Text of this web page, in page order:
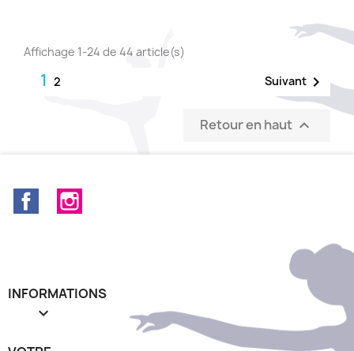
Affichage 1-24 de 44 article(s)
1 2 Suivant 
Retour en haut 
Facebook
INFORMATIONS
